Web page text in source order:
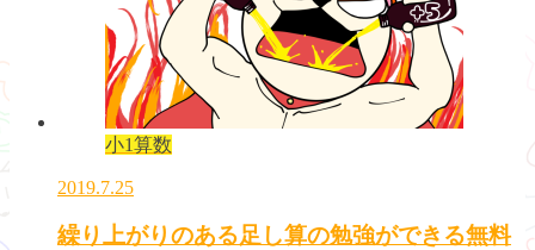
小1算数
2019.7.25
繰り上がりのある足し算の勉強ができる無料